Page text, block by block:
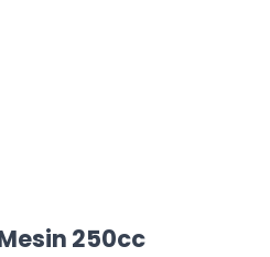
250cc